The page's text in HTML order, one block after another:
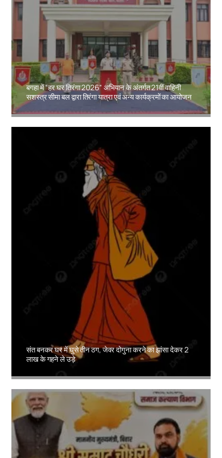
बगहा में “हर घर तिरंगा 2026” अभियान के अंतर्गत 21वीं वाहिनी
सशस्त्र सीमा बल द्वारा तिरंगा यात्रा एवं अन्य कार्यक्रमों का आयोजन
Amit Lekh
संत बनकर घर में घुसे तीन ठग, जेवर दोगुना करने का झांसा देकर 2
लाख के गहने ले उड़े